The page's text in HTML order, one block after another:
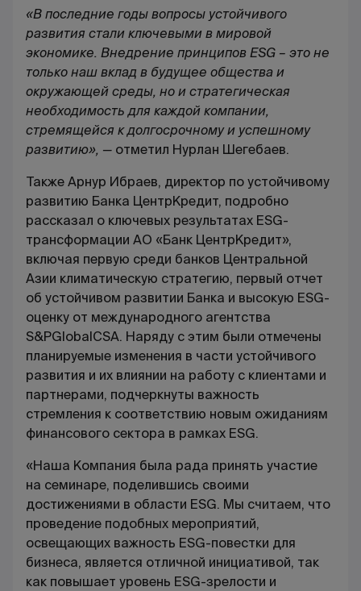
«В последние годы вопросы устойчивого
развития стали ключевыми в мировой
экономике. Внедрение принципов ESG – это не
только наш вклад в будущее общества и
окружающей среды, но и стратегическая
необходимость для каждой компании,
стремящейся к долгосрочному и успешному
развитию», — отметил Нурлан Шегебаев.
Также Арнур Ибраев, директор по устойчивому
развитию Банка ЦентрКредит, подробно
рассказал о ключевых результатах ESG-
трансформации АО «Банк ЦентрКредит»,
включая первую среди банков Центральной
Азии климатическую стратегию, первый отчет
об устойчивом развитии Банка и высокую ESG-
оценку от международного агентства
S&PGlobalCSA. Наряду с этим были отмечены
планируемые изменения в части устойчивого
развития и их влиянии на работу с клиентами и
партнерами, подчеркнуты важность
стремления к соответствию новым ожиданиям
финансового сектора в рамках ESG.
«Наша Компания была рада принять участие
на семинаре, поделившись своими
достижениями в области ESG. Мы считаем, что
проведение подобных мероприятий,
освещающих важность ESG-повестки для
бизнеса, является отличной инициативой, так
как повышает уровень ESG-зрелости и